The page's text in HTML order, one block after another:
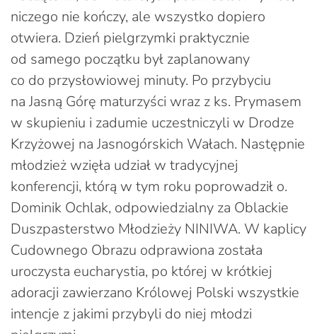
niczego nie kończy, ale wszystko dopiero
otwiera. Dzień pielgrzymki praktycznie
od samego początku był zaplanowany
co do przysłowiowej minuty. Po przybyciu
na Jasną Górę maturzyści wraz z ks. Prymasem
w skupieniu i zadumie uczestniczyli w Drodze
Krzyżowej na Jasnogórskich Wałach. Następnie
młodzież wzięła udział w tradycyjnej
konferencji, którą w tym roku poprowadził o.
Dominik Ochlak, odpowiedzialny za Oblackie
Duszpasterstwo Młodzieży NINIWA. W kaplicy
Cudownego Obrazu odprawiona została
uroczysta eucharystia, po której w krótkiej
adoracji zawierzano Królowej Polski wszystkie
intencje z jakimi przybyli do niej młodzi